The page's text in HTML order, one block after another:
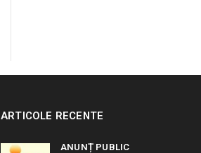
ARTICOLE RECENTE
ANUNȚ PUBLIC